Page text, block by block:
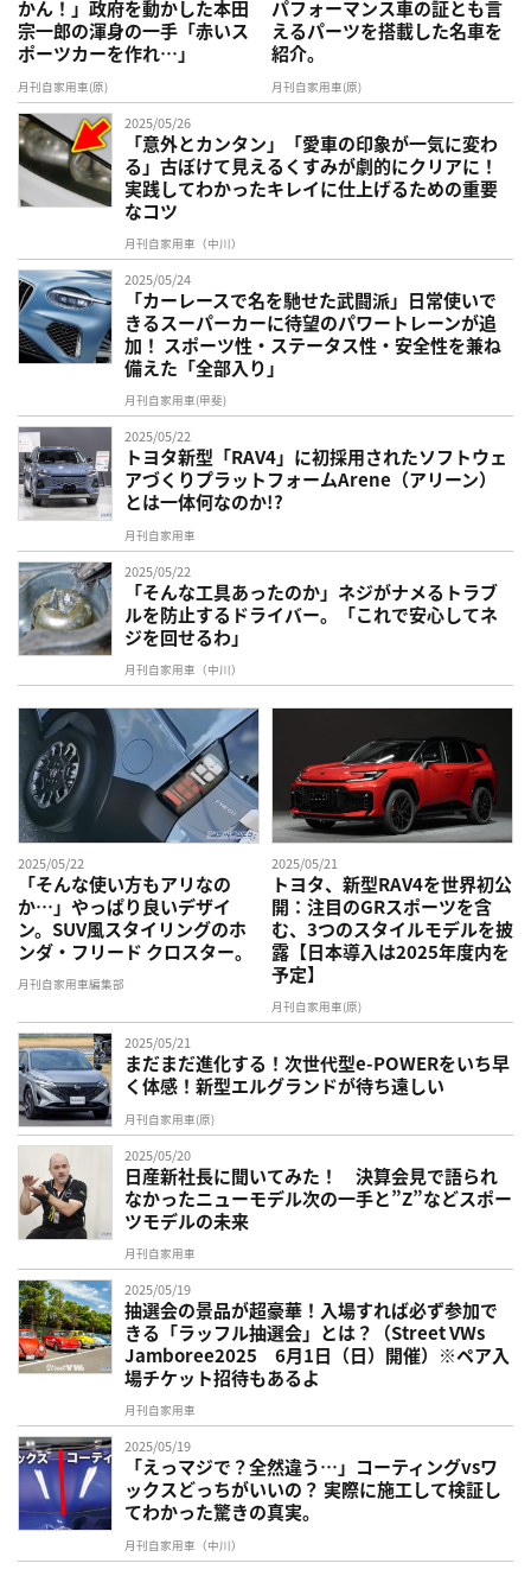
かん！」政府を動かした本田
宗一郎の渾身の一手「赤いス
ポーツカーを作れ…」
月刊自家用車(原)
パフォーマンス車の証とも言
えるパーツを搭載した名車を
紹介。
月刊自家用車(原)
2025/05/26
「意外とカンタン」「愛車の印象が一気に変わ
る」古ぼけて見えるくすみが劇的にクリアに！
実践してわかったキレイに仕上げるための重要
なコツ
月刊自家用車（中川）
2025/05/24
「カーレースで名を馳せた武闘派」日常使いで
きるスーパーカーに待望のパワートレーンが追
加！ スポーツ性・ステータス性・安全性を兼ね
備えた「全部入り」
月刊自家用車(甲斐)
2025/05/22
トヨタ新型「RAV4」に初採用されたソフトウェ
アづくりプラットフォームArene（アリーン）
とは一体何なのか!?
月刊自家用車
2025/05/22
「そんな工具あったのか」ネジがナメるトラブ
ルを防止するドライバー。「これで安心してネ
ジを回せるわ」
月刊自家用車（中川）
2025/05/22
「そんな使い方もアリなの
か…」やっぱり良いデザイ
ン。SUV風スタイリングのホ
ンダ・フリード クロスター。
月刊自家用車編集部
2025/05/21
トヨタ、新型RAV4を世界初公
開：注目のGRスポーツを含
む、3つのスタイルモデルを披
露【日本導入は2025年度内を
予定】
月刊自家用車(原)
2025/05/21
まだまだ進化する！次世代型e-POWERをいち早
く体感！新型エルグランドが待ち遠しい
月刊自家用車(原)
2025/05/20
日産新社長に聞いてみた！ 決算会見で語られ
なかったニューモデル次の一手と”Z”などスポー
ツモデルの未来
月刊自家用車
2025/05/19
抽選会の景品が超豪華！入場すれば必ず参加で
きる「ラッフル抽選会」とは？（Street VWs
Jamboree2025 6月1日（日）開催）※ペア入
場チケット招待もあるよ
月刊自家用車
2025/05/19
「えっマジで？全然違う…」コーティングvsワ
ックスどっちがいいの？ 実際に施工して検証し
てわかった驚きの真実。
月刊自家用車（中川）